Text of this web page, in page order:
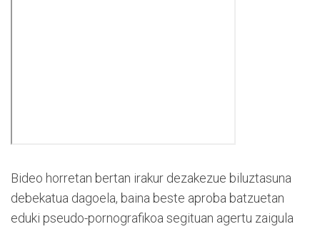
Bideo horretan bertan irakur dezakezue biluztasuna
debekatua dagoela, baina beste aproba batzuetan
eduki pseudo-pornografikoa segituan agertu zaigula